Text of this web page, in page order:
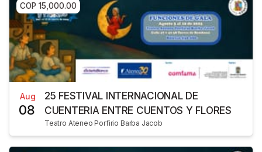
COP 15,000.00
Aug
08
25 FESTIVAL INTERNACIONAL DE
CUENTERIA ENTRE CUENTOS Y FLORES
Teatro Ateneo Porfirio Barba Jacob